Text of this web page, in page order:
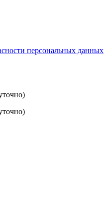
персональных данных